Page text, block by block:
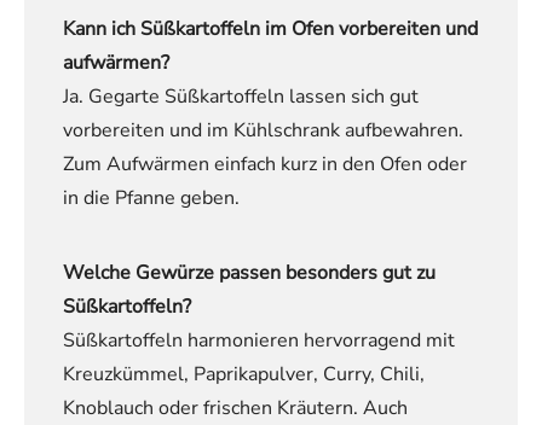
Kann ich Süßkartoffeln im Ofen vorbereiten und
aufwärmen?
Ja. Gegarte Süßkartoffeln lassen sich gut
vorbereiten und im Kühlschrank aufbewahren.
Zum Aufwärmen einfach kurz in den Ofen oder
in die Pfanne geben.
Welche Gewürze passen besonders gut zu
Süßkartoffeln?
Süßkartoffeln harmonieren hervorragend mit
Kreuzkümmel, Paprikapulver, Curry, Chili,
Knoblauch oder frischen Kräutern. Auch